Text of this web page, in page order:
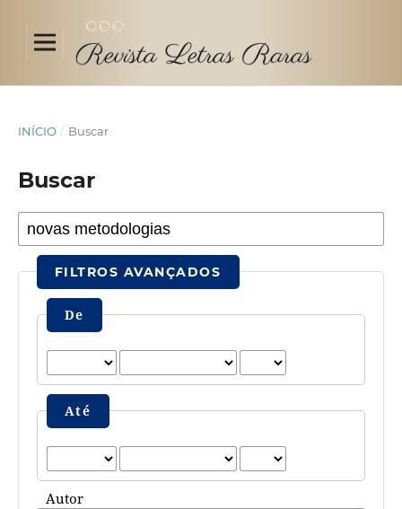
INÍCIO / Buscar
Buscar
FILTROS AVANÇADOS
De
Até
Autor